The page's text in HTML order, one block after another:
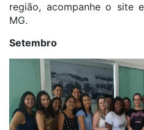
região, acompanhe o site
MG.
Setembro